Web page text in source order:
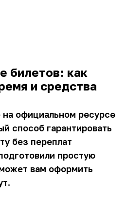
билетов: как
и средства
официальном ресурсе
способ гарантировать
без переплат
простую
вам оформить